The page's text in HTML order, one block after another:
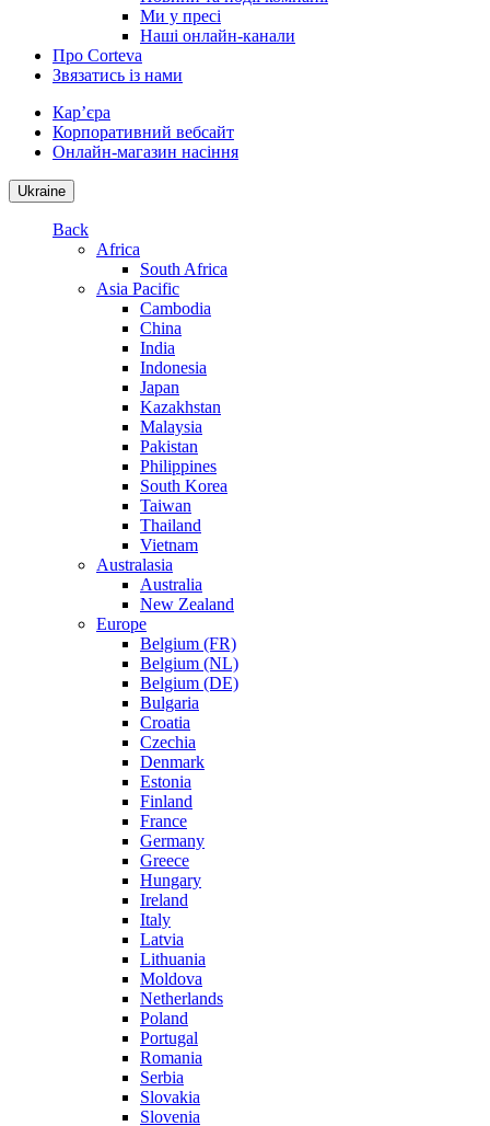
Ми у пресі
Наші онлайн-канали
Про Corteva
Звязатись із нами
Кар’єра
Корпоративний вебсайт
Онлайн-магазин насіння
Ukraine
Back
Africa
South Africa
Asia Pacific
Cambodia
China
India
Indonesia
Japan
Kazakhstan
Malaysia
Pakistan
Philippines
South Korea
Taiwan
Thailand
Vietnam
Australasia
Australia
New Zealand
Europe
Belgium (FR)
Belgium (NL)
Belgium (DE)
Bulgaria
Croatia
Czechia
Denmark
Estonia
Finland
France
Germany
Greece
Hungary
Ireland
Italy
Latvia
Lithuania
Moldova
Netherlands
Poland
Portugal
Romania
Serbia
Slovakia
Slovenia